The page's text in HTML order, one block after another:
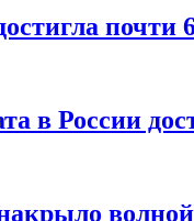
почти
в России